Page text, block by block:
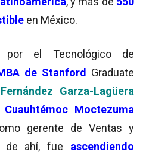
en México.
por el Tecnológico de
de Stanford
Graduate
Fernández Garza-Lagüera
Cuauhtémoc Moctezuma
gerente de Ventas y
de ahí, fue ascendiendo